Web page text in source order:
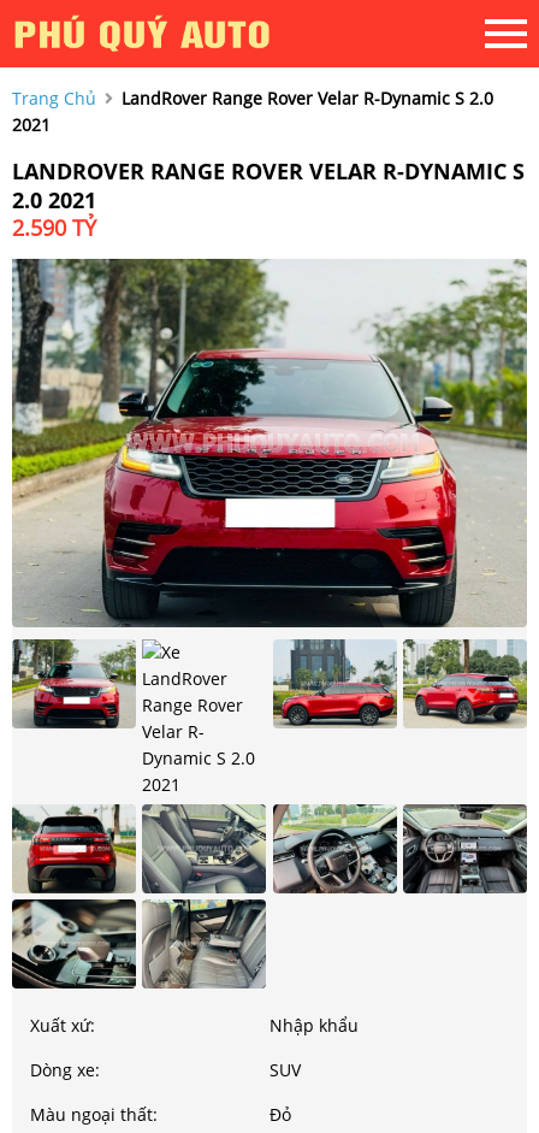
Trang Chủ
LandRover Range Rover Velar R-Dynamic S 2.0
2021
LANDROVER RANGE ROVER VELAR R-DYNAMIC S
2.0 2021
2.590 TỶ
Xuất xứ:
Nhập khẩu
Dòng xe:
SUV
Màu ngoại thất:
Đỏ